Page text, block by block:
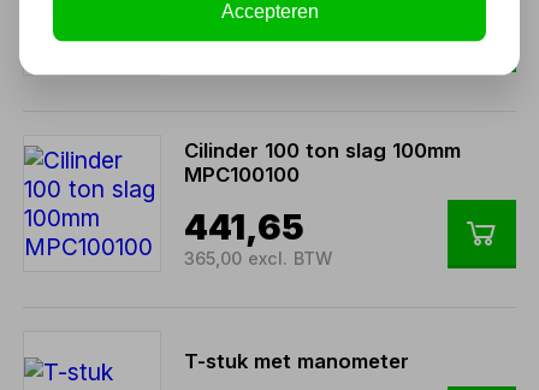
544,50
Cilinder 100 ton slag 100mm
MPC100100
441,65
365,00 excl. BTW
T-stuk met manometer
Accepteren